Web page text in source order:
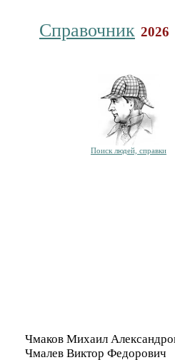
Справочник 2026
Поиск людей, справки
Чмаков Михаил
Чмалев Виктор Федорович